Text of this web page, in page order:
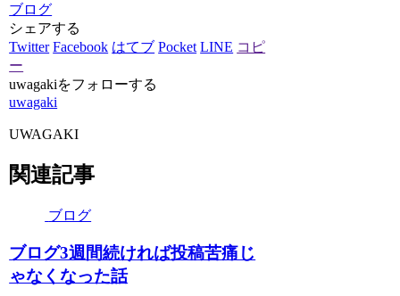
ブログ
シェアする
Twitter Facebook はてブ Pocket LINE コピ
ー
uwagakiをフォローする
uwagaki
UWAGAKI
関連記事
ブログ
ブログ3週間続ければ投稿苦痛じ
ゃなくなった話